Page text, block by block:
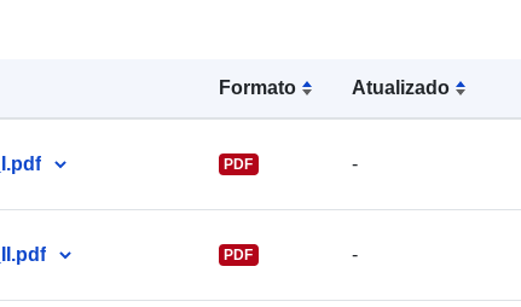
Formato Atualizado
PDF -
PDF -
Registo do